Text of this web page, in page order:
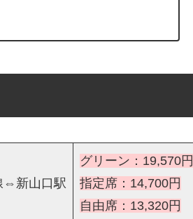
⇔新山口駅
グリーン：19,570円
指定席：14,700円
自由席：13,320円